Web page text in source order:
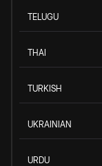
TELUGU
THAI
TURKISH
UKRAINIAN
URDU